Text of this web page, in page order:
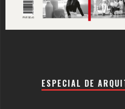
ESPECIAL DE